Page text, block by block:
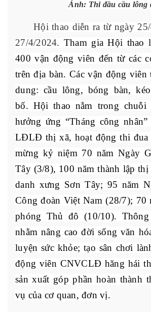
Ảnh: Thi đầu cầu lông
Hội thao diễn ra từ ngày
27/4/2024. Tham gia Hội thao
400 vận động viên đến từ các
trên địa bàn. Các vận động
dung: cầu lông, bóng bàn,
bố. Hội thao nằm trong chuỗi
hưởng ứng “Tháng công
LĐLĐ thị xã, hoạt động thi đua
mừng kỷ niệm 70 năm Ngày
Tây (3/8), 100 năm thành lập thị
danh xưng Sơn Tây; 95 năm
Công đoàn Việt Nam (28/7); 70
phóng Thủ đô (10/10).
nhằm nâng cao đời sống văn
luyện sức khỏe; tạo sân chơi
động viên CNVCLĐ hăng hái
sản xuất góp phần hoàn thành
vụ của cơ quan, đơn vị.